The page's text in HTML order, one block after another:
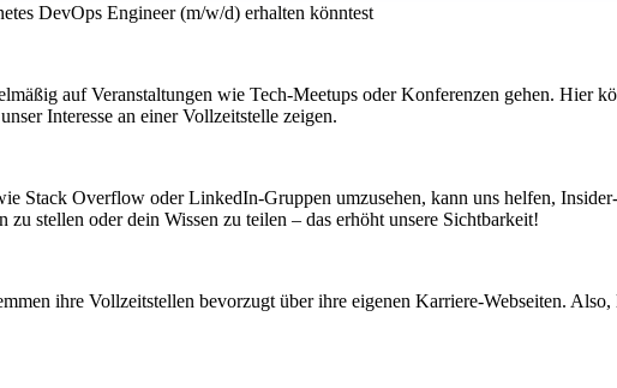
DevOps Engineer (m/w/d) erhalten könntest
auf Veranstaltungen wie Tech-Meetups oder Konferenzen gehen. Hier
Interesse an einer Vollzeitstelle zeigen.
Stack Overflow oder LinkedIn-Gruppen umzusehen, kann uns helfen,
stellen oder dein Wissen zu teilen – das erhöht unsere Sichtbarkeit!
ihre Vollzeitstellen bevorzugt über ihre eigenen Karriere-Webseiten.